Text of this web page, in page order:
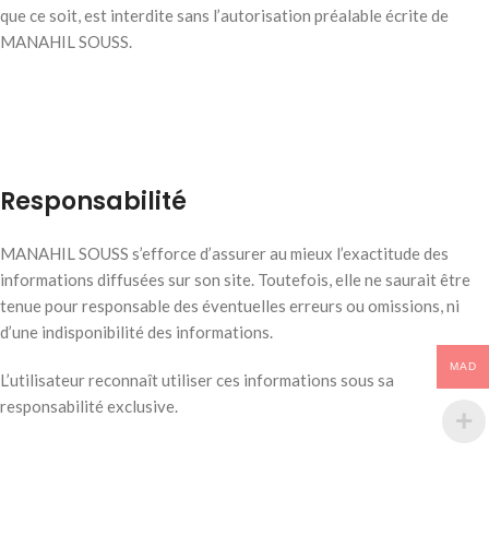
que ce soit, est interdite sans l’autorisation préalable écrite de
MANAHIL SOUSS.
Responsabilité
MANAHIL SOUSS s’efforce d’assurer au mieux l’exactitude des
informations diffusées sur son site. Toutefois, elle ne saurait être
tenue pour responsable des éventuelles erreurs ou omissions, ni
d’une indisponibilité des informations.
L’utilisateur reconnaît utiliser ces informations sous sa
responsabilité exclusive.
MAD